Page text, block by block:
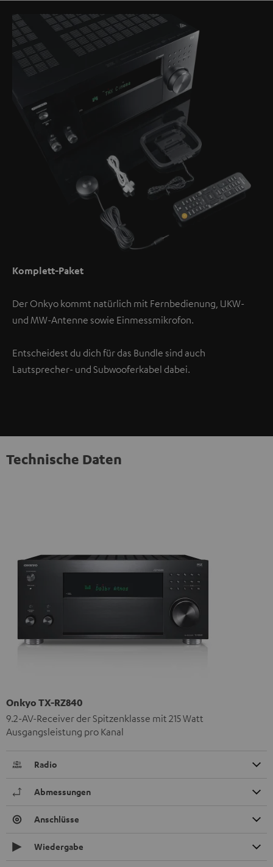
Komplett-Paket
Der Onkyo kommt natürlich mit Fernbedienung, UKW-
und MW-Antenne sowie Einmessmikrofon.
Entscheidest du dich für das Bundle sind auch
Lautsprecher- und Subwooferkabel dabei.
Technische Daten
Onkyo TX-RZ840
9.2-AV-Receiver der Spitzenklasse mit 215 Watt
Ausgangsleistung pro Kanal
Radio
Abmessungen
Anschlüsse
Wiedergabe